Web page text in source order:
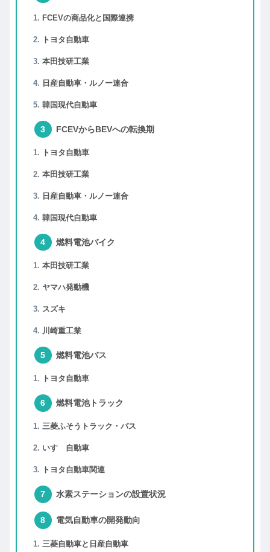
FCEVの商品化と国際連携
トヨタ自動車
本田技研工業
日産自動車・ルノー連合
韓国現代自動車
FCEVからBEVへの転換期
トヨタ自動車
本田技研工業
日産自動車・ルノー連合
韓国現代自動車
燃料電池バイク
本田技研工業
ヤマハ発動機
スズキ
川崎重工業
燃料電池バス
トヨタ自動車
燃料電池トラック
三菱ふそうトラック・バス
いすゞ自動車
トヨタ自動車関連
水素ステーションの設置状況
電気自動車の開発動向
三菱自動車と日産自動車